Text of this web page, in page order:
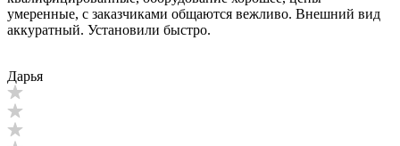
умеренные, с заказчиками общаются вежливо. Внешний вид
аккуратный. Установили быстро.
Дарья